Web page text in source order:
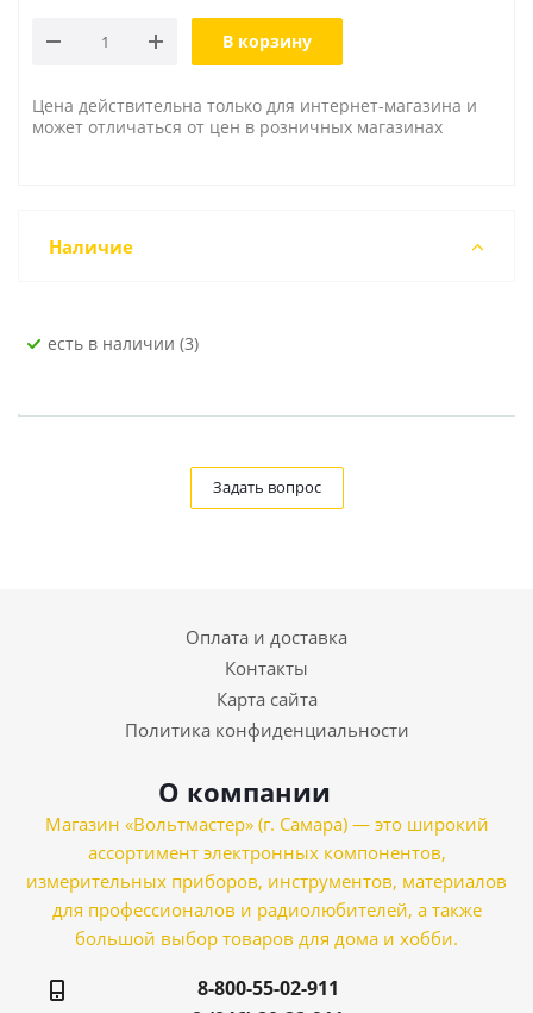
В корзину
Цена действительна только для интернет-магазина и
может отличаться от цен в розничных магазинах
Наличие
Есть в наличии (3)
Задать вопрос
Оплата и доставка
Контакты
Карта сайта
Политика конфиденциальности
О компании
Магазин «Вольтмастер» (г. Самара) — это широкий
ассортимент электронных компонентов,
измерительных приборов, инструментов, материалов
для профессионалов и радиолюбителей, а также
большой выбор товаров для дома и хобби.
8-800-55-02-911